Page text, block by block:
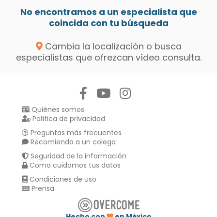
No encontramos a un especialista que
coincida con tu búsqueda
Cambia la localización o busca
especialistas que ofrezcan vídeo consulta.
Quiénes somos
Política de privacidad
Preguntas más frecuentes
Recomienda a un colega
Seguridad de la información
Como cuidamos tus datos
Condiciones de uso
Prensa